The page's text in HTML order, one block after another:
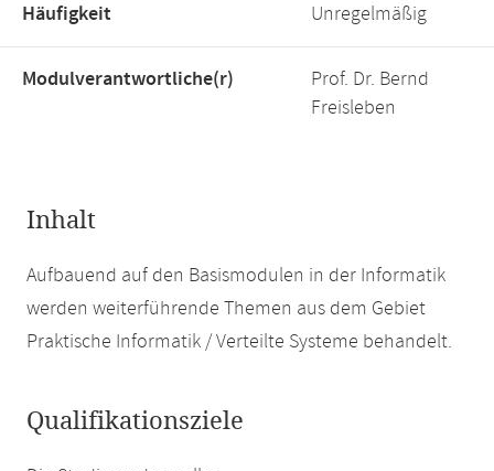
Häufigkeit
Unregelmäßig
Modulverantwortliche(r)
Prof. Dr. Bernd
Freisleben
Inhalt
Aufbauend auf den Basismodulen in der Informatik
werden weiterführende Themen aus dem Gebiet
Praktische Informatik / Verteilte Systeme behandelt.
Qualifikationsziele